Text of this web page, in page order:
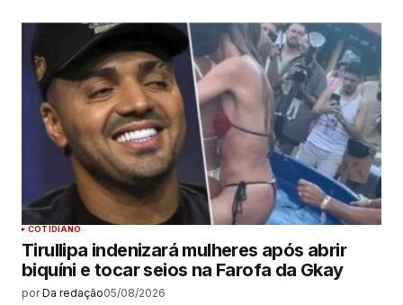
COTIDIANO
Tirullipa indenizará mulheres após abrir
biquíni e tocar seios na Farofa da Gkay
por Da redação05/08/2026